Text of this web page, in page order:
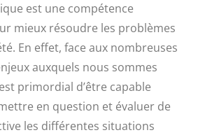
est une compétence
mieux résoudre les problèmes
En effet, face aux nombreuses
auxquels nous sommes
primordial d’être capable
en question et évaluer de
les différentes situations